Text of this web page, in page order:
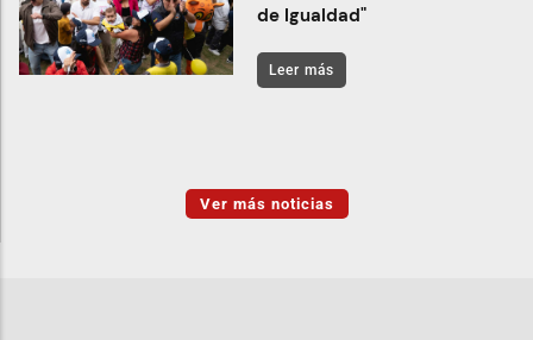
de Igualdad"
Leer más
Ver más noticias